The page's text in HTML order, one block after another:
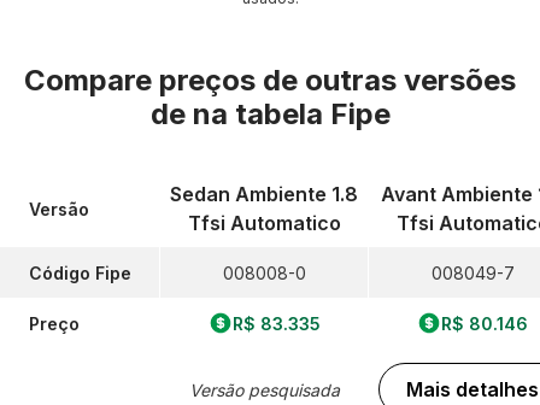
Compare preços de outras versões
de na tabela Fipe
Versão
Código Fipe
Preço
Sedan Ambiente 1.8
Tfsi Automatico
008008-0
R$ 83.335
Versão pesquisada
Avant Ambiente
Tfsi
008049-7
R$ 80.146
Mais detalhes